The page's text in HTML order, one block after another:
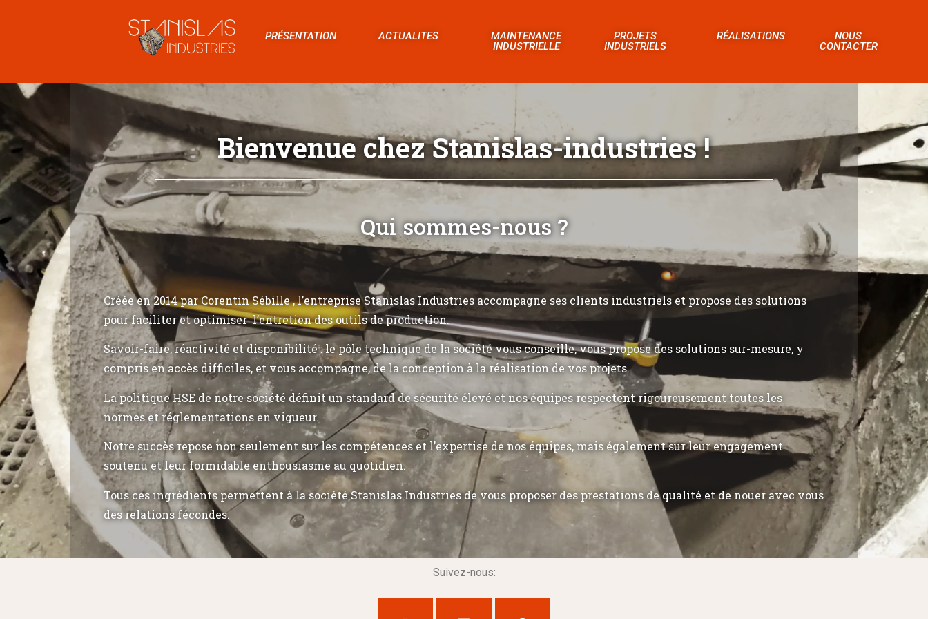
PRÉSENTATION ACTUALITES
MAINTENANCE
INDUSTRIELLE
PROJETS
INDUSTRIELS
RÉALISATIONS
NOUS
CONTACTER
Bienvenue chez Stanislas-industries !
Qui sommes-nous ?
Créée en 2014 par Corentin Sébille , l’entreprise Stanislas Industries accompagne ses clients industriels et propose des solutions
pour faciliter et optimiser l’entretien des outils de production.
Savoir-faire, réactivité et disponibilité : le pôle technique de la société vous conseille, vous propose des solutions sur-mesure, y
compris en accès difficiles, et vous accompagne, de la conception à la réalisation de vos projets.
La politique HSE de notre société définit un standard de sécurité élevé et nos équipes respectent rigoureusement toutes les
normes et réglementations en vigueur.
Notre succès repose non seulement sur les compétences et l’expertise de nos équipes, mais également sur leur engagement
soutenu et leur formidable enthousiasme au quotidien.
Tous ces ingrédients permettent à la société Stanislas Industries de vous proposer des prestations de qualité et de nouer avec vous
des relations fécondes.
Suivez-nous: